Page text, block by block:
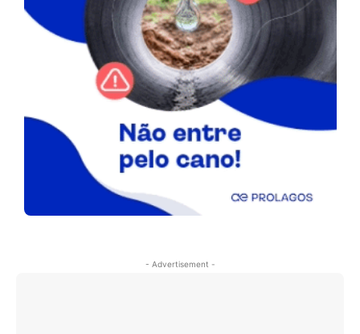
- Advertisement -